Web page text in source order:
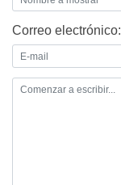
Correo electrónico: